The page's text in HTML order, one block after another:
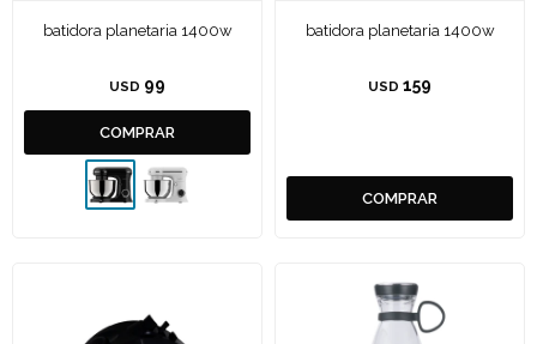
batidora planetaria 1400w
USD 99
batidora planetaria 1400w
USD 159